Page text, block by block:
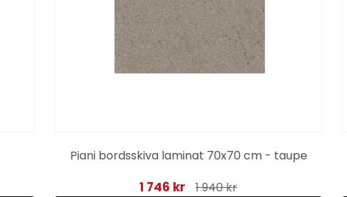
Piani bordsskiva laminat 70x70 cm - taupe
1 746 kr 1 940 kr